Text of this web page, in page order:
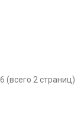
(всего 2 страниц)